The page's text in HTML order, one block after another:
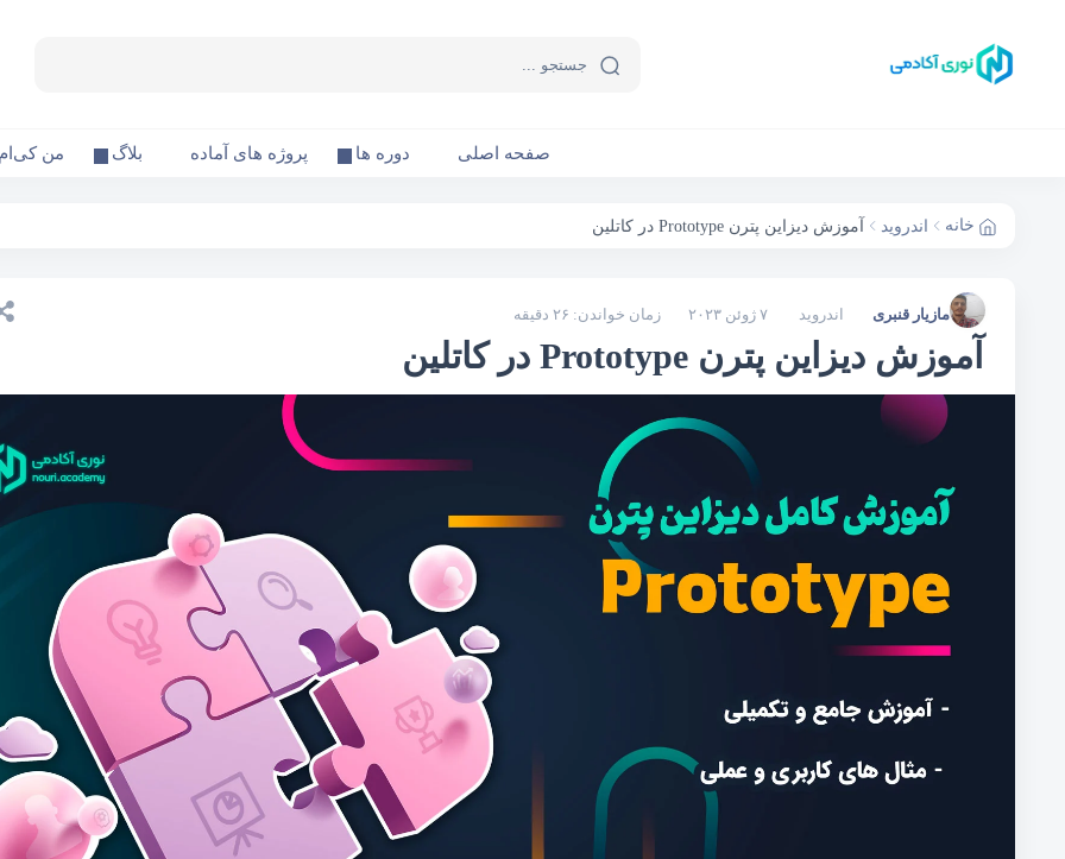
صفحه اصلی دوره ها پروژه های آماده بلاگ من
خانه اندروید آموزش دیزاین پترن Prototype در کاتلین
مازیار قنبری اندروید ۷ ژوئن ۲۰۲۳ زمان خواندن: ۲۶ دقیقه
آموزش دیزاین پترن Prototype در کاتلین